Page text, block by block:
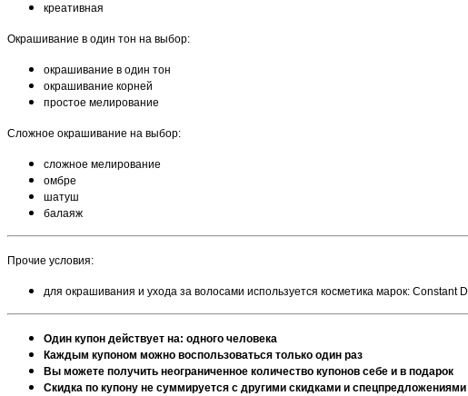
креативная
Окрашивание в один тон на выбор:
окрашивание в один тон
окрашивание корней
простое мелирование
Сложное окрашивание на выбор:
сложное мелирование
омбре
шатуш
балаяж
Прочие условия:
для окрашивания и ухода за волосами используется косметика марок: Constant
Один купон действует на: одного человека
Каждым купоном можно воспользоваться только один раз
Вы можете получить неограниченное количество купонов себе и в подарок
Скидка по купону не суммируется с другими скидками и